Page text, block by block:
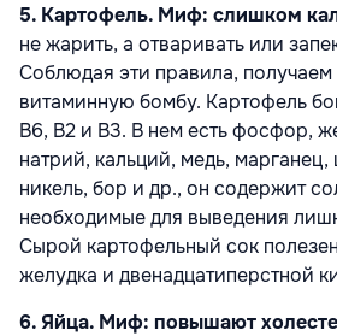
5. Картофель. Миф: слишком
не жарить, а отваривать или
Соблюдая эти правила,
витаминную бомбу. Картофель
В6, В2 и В3. В нем есть фосфор,
натрий, кальций, медь, марганец,
никель, бор и др., он содержит
необходимые для выведения
Сырой картофельный сок
желудка и двенадцатиперстной
6. Яйца. Миф: повышают